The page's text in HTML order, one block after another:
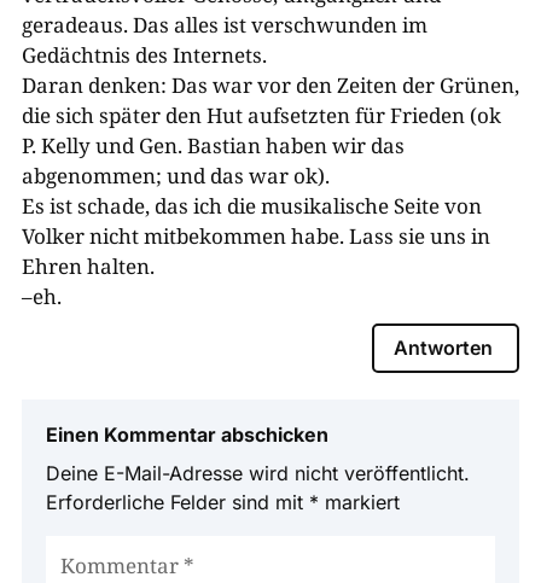
geradeaus. Das alles ist verschwunden im
Gedächtnis des Internets.
Daran denken: Das war vor den Zeiten der Grünen,
die sich später den Hut aufsetzten für Frieden (ok
P. Kelly und Gen. Bastian haben wir das
abgenommen; und das war ok).
Es ist schade, das ich die musikalische Seite von
Volker nicht mitbekommen habe. Lass sie uns in
Ehren halten.
–eh.
Antworten
Einen Kommentar abschicken
Deine E-Mail-Adresse wird nicht veröffentlicht.
Erforderliche Felder sind mit * markiert